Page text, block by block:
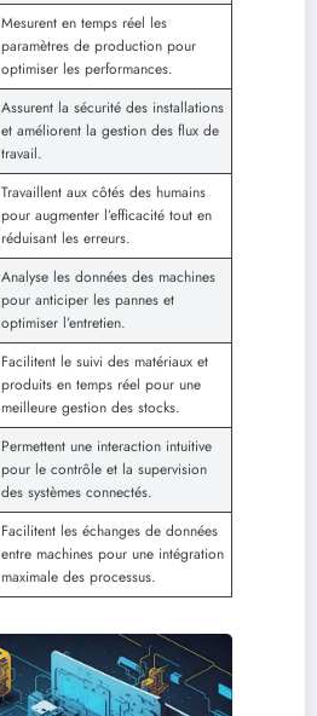
Mesurent en temps réel les
paramètres de production pour
optimiser les performances.
Assurent la sécurité des installations
et améliorent la gestion des flux de
travail.
Travaillent aux côtés des humains
pour augmenter l’efficacité tout en
réduisant les erreurs.
Analyse les données des machines
pour anticiper les pannes et
optimiser l’entretien.
Facilitent le suivi des matériaux et
produits en temps réel pour une
meilleure gestion des stocks.
Permettent une interaction intuitive
pour le contrôle et la supervision
des systèmes connectés.
Facilitent les échanges de données
entre machines pour une intégration
maximale des processus.